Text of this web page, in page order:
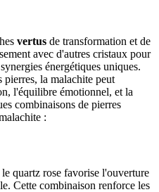
vertus de transformation et de
avec d'autres cristaux pour
énergétiques uniques.
pierres, la malachite peut
l'équilibre émotionnel, et la
combinaisons de pierres
:
quartz rose favorise l'ouverture
Cette combinaison renforce les